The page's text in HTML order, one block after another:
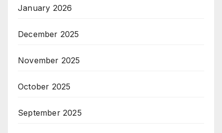
January 2026
December 2025
November 2025
October 2025
September 2025